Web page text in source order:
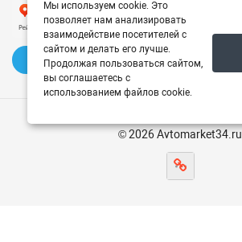
✍️ Оставить отзыв
© 2026 Avtomarket34.ru
Мы используем cookie. Это
позволяет нам анализировать
взаимодействие посетителей с
сайтом и делать его лучше.
Продолжая пользоваться сайтом,
вы соглашаетесь с
использованием файлов cookie.